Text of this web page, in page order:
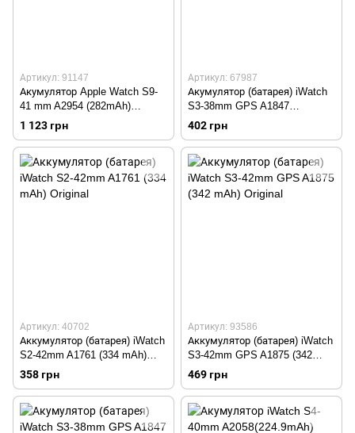
Артикул: 91147
Акумулятор Apple Watch S9-
41 mm A2954 (282mAh)
Original
1 123 грн
Артикул: 67987
Акумулятор (батарея) iWatch
S3-38mm GPS A1847
(262mAh) HC
402 грн
Артикул: 40702
Аккумулятор (батарея) iWatch
S2-42mm A1761 (334 mAh)
Original
358 грн
Артикул: 93586
Аккумулятор (батарея) iWatch
S3-42mm GPS A1875 (342
mAh) Original
469 грн